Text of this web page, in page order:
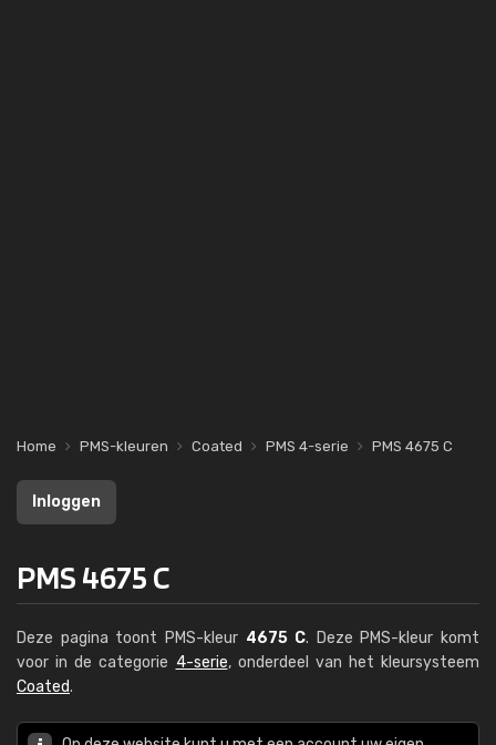
Home PMS-kleuren Coated PMS 4-serie PMS 4675 C
Inloggen
PMS 4675 C
Deze pagina toont PMS-kleur 4675 C. Deze PMS-kleur komt
voor in de categorie 4-serie, onderdeel van het kleursysteem
Coated.